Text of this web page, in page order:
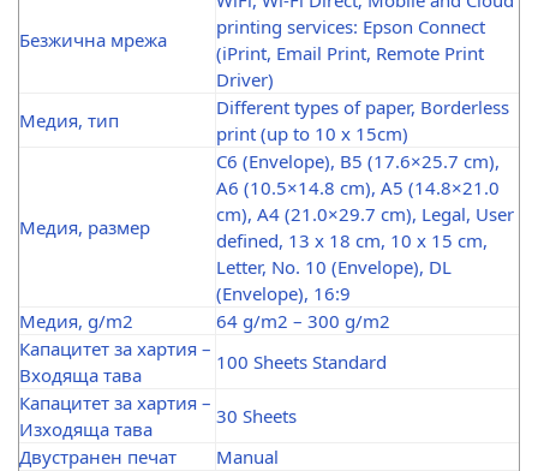
Безжична мрежа
printing services: Epson Connect
(iPrint, Email Print, Remote Print
Driver)
Медия, тип
Different types of paper, Borderless
print (up to 10 x 15cm)
Медия, размер
C6 (Envelope), B5 (17.6×25.7 cm),
A6 (10.5×14.8 cm), A5 (14.8×21.0
cm), A4 (21.0×29.7 cm), Legal, User
defined, 13 x 18 cm, 10 x 15 cm,
Letter, No. 10 (Envelope), DL
(Envelope), 16:9
Медия, g/m2
64 g/m2 – 300 g/m2
Капацитет за хартия –
Входяща тава
100 Sheets Standard
Капацитет за хартия –
Изходяща тава
30 Sheets
Двустранен печат
Manual